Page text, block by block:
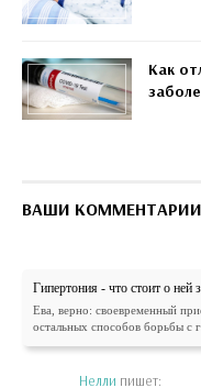
Как
ВАШИ
Гипертония - что стоит о ней
Ева, верно: своевременный
остальных способов борьбы с
Нелли пишет: